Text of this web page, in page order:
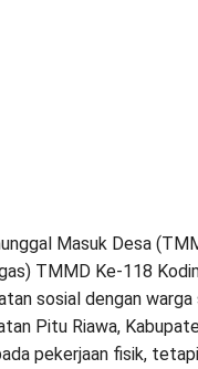
Masuk Desa
TMMD Ke-118
sosial dengan
Pitu Riawa,
pekerjaan fisik,